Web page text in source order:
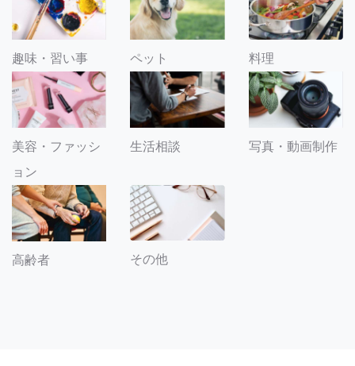
趣味・習い事 ペット 料理
美容・ファッシ
ョン
生活相談 写真・動画制作
高齢者 その他